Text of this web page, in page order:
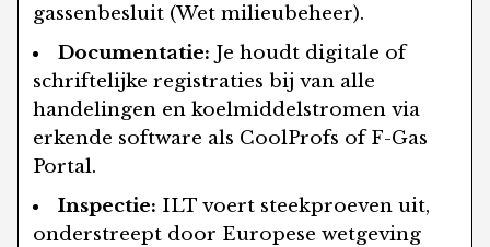
gassenbesluit (Wet milieubeheer).
Documentatie: Je houdt digitale of
schriftelijke registraties bij van alle
handelingen en koelmiddelstromen via
erkende software als CoolProfs of F-Gas
Portal.
Inspectie: ILT voert steekproeven uit,
onderstreept door Europese wetgeving